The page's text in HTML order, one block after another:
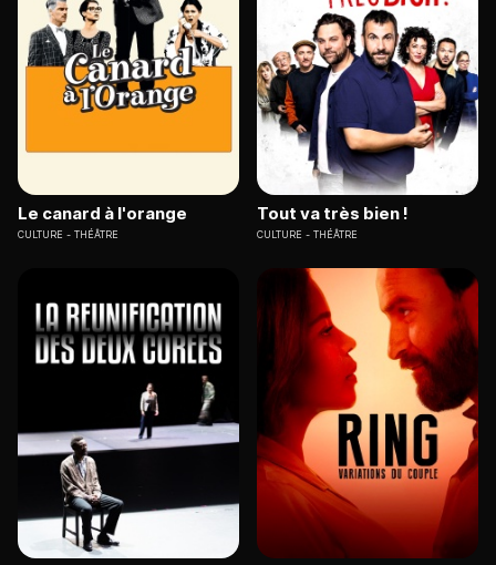
Le canard à l'orange
CULTURE THÉÂTRE
Tout va très bien !
CULTURE THÉÂTRE